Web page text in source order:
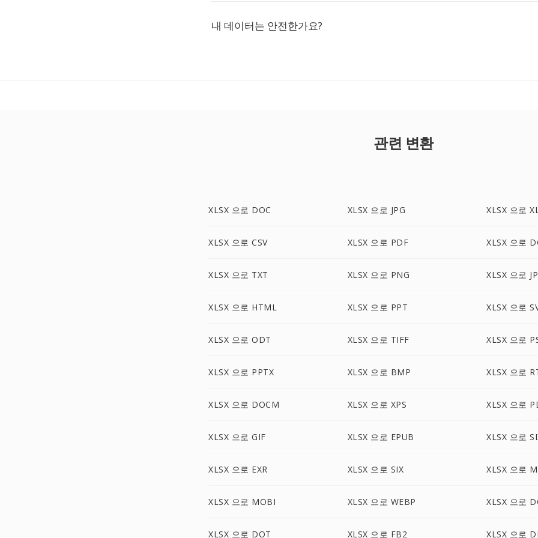
내 데이터는 안전한가요?
관련 변환
XLSX 으로 DOC XLSX 으로 JPG XLSX 으로
XLSX 으로 CSV XLSX 으로 PDF XLSX 으로
XLSX 으로 TXT XLSX 으로 PNG XLSX 으로
XLSX 으로 HTML XLSX 으로 PPT XLSX 으로
XLSX 으로 ODT XLSX 으로 TIFF XLSX 으로
XLSX 으로 PPTX XLSX 으로 BMP XLSX 으로
XLSX 으로 DOCM XLSX 으로 XPS XLSX 으로
XLSX 으로 GIF XLSX 으로 EPUB XLSX 으로
XLSX 으로 EXR XLSX 으로 SIX XLSX 으로
XLSX 으로 MOBI XLSX 으로 WEBP XLSX 으로
XLSX 으로 DOT XLSX 으로 FB2 XLSX 으로